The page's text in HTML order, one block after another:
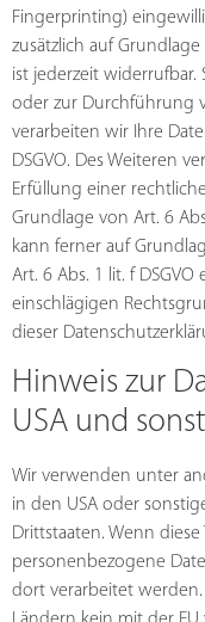
Fingerprinting)
zusätzlich auf Grundlage
ist jederzeit widerrufbar.
oder zur Durchführung
verarbeiten wir Ihre
DSGVO. Des Weiteren
Erfüllung einer
Grundlage von Art. 6
kann ferner auf
Art. 6 Abs. 1 lit. f
einschlägigen
dieser
Hinweis zur
USA und
Wir verwenden unter
in den USA oder
Drittstaaten. Wenn
personenbezogene
dort verarbeitet werden.